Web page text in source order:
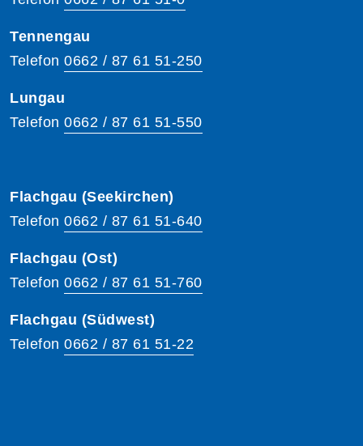
Tennengau
Telefon 0662 / 87 61 51-250
Lungau
Telefon 0662 / 87 61 51-550
Flachgau (Seekirchen)
Telefon 0662 / 87 61 51-640
Flachgau (Ost)
Telefon 0662 / 87 61 51-760
Flachgau (Südwest)
Telefon 0662 / 87 61 51-22